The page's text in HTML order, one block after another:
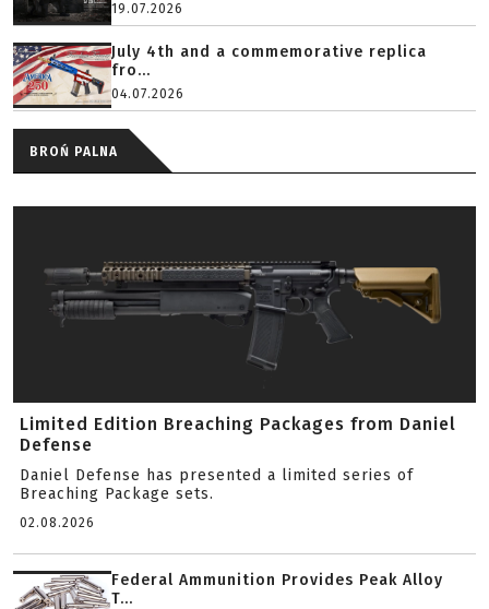
19.07.2026
July 4th and a commemorative replica
fro...
04.07.2026
BROŃ PALNA
Limited Edition Breaching Packages from Daniel
Defense
Daniel Defense has presented a limited series of
Breaching Package sets.
02.08.2026
Federal Ammunition Provides Peak Alloy
T...